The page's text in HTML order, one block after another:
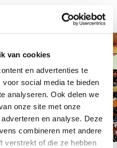
van cookies
en advertenties te
social media te bieden
analyseren. Ook delen we
onze site met onze
en analyse. Deze
combineren met andere
verstrekt of die ze hebben